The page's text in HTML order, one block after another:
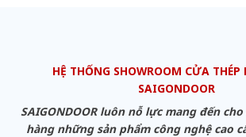
HỆ THỐNG SHOWROOM CỬA THÉP
SAIGONDOOR
SAIGONDOOR luôn nỗ lực mang đến
hàng những sản phẩm công nghệ cao